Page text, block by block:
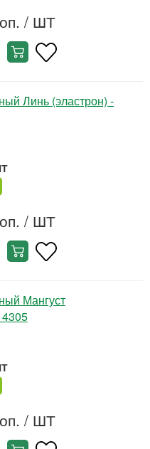
/ ШТ
Линь (эластрон) -
/ ШТ
Мангуст
/ ШТ